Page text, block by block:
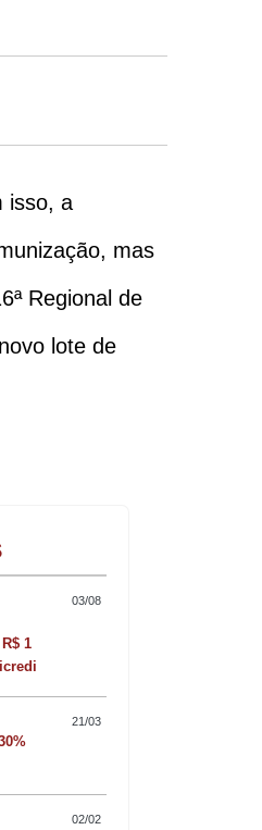
isso, a
mas
Regional de
lote de
03/08
1
21/03
02/02